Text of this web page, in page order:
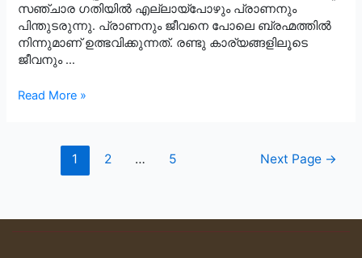
സഞ്ചാര ഗതിയിൽ എല്ലായ്പോഴും പ്രാണനും
പിന്തുടരുന്നു. പ്രാണനും ജീവനെ പോലെ ബ്രഹ്മത്തിൽ
നിന്നുമാണ് ഉത്ഭവിക്കുന്നത്. രണ്ടു കാര്യങ്ങളിലൂടെ
ജീവനും …
ജീവനും
Read More »
1 2 … 5 Next Page →